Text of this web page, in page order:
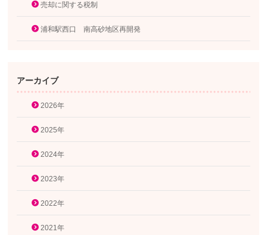
売却に関する税制
浦和駅西口 南高砂地区再開発
アーカイブ
2026年
2025年
2024年
2023年
2022年
2021年